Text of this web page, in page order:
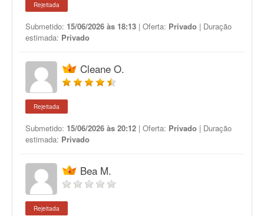
Rejeitada
Submetido: 15/06/2026 às 18:13 | Oferta: Privado | Duração
estimada: Privado
Cleane O.
Rejeitada
Submetido: 15/06/2026 às 20:12 | Oferta: Privado | Duração
estimada: Privado
Bea M.
Rejeitada